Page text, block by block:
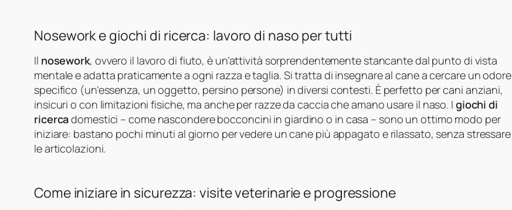
Nosework e giochi di ricerca: lavoro di naso per tutti
Il nosework, ovvero il lavoro di fiuto, è un’attività sorprendentemente stancante dal punto di vista
mentale e adatta praticamente a ogni razza e taglia. Si tratta di insegnare al cane a cercare un odore
specifico (un’essenza, un oggetto, persino persone) in diversi contesti. È perfetto per cani anziani,
insicuri o con limitazioni fisiche, ma anche per razze da caccia che amano usare il naso. I giochi di
ricercadomestici – come nascondere bocconcini in giardino o in casa – sono un ottimo modo per
iniziare: bastano pochi minuti al giorno per vedere un cane più appagato e rilassato, senza stressare
le articolazioni.
Come iniziare in sicurezza: visite veterinarie e progressione